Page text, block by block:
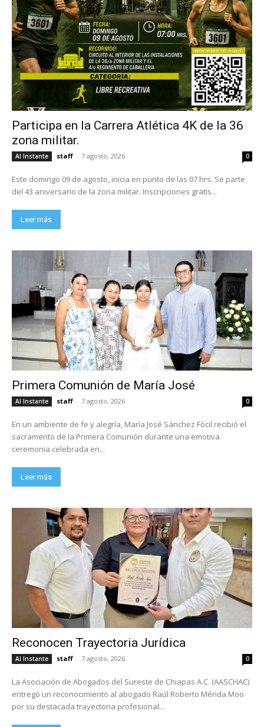
Participa en la Carrera Atlética 4K de la 36
zona militar.
Al Instante staff - 7 agosto, 2026 0
Este domingo 09 de agosto, inicia en punto de las 07 hrs. Se parte
del 43 aniversario de la zona militar. Inscripciones gratis...
Leer más
Primera Comunión de María José
Al Instante staff - 7 agosto, 2026 0
En un ambiente de fe y alegría, María José Sánchez Fócil recibió el
sacramento de la Primera Comunión durante una emotiva
ceremonia celebrada en...
Leer más
Reconocen Trayectoria Jurídica
Al Instante staff - 7 agosto, 2026 0
La Asociación de Abogados del Sureste de Chiapas A.C. (AASCHAC)
entregó un reconocimiento al abogado Raúl Roberto Mérida Moo
por su destacada trayectoria profesional...